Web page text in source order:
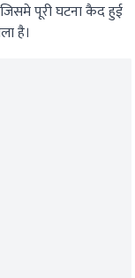
पूरी घटना कैद हुई
है।